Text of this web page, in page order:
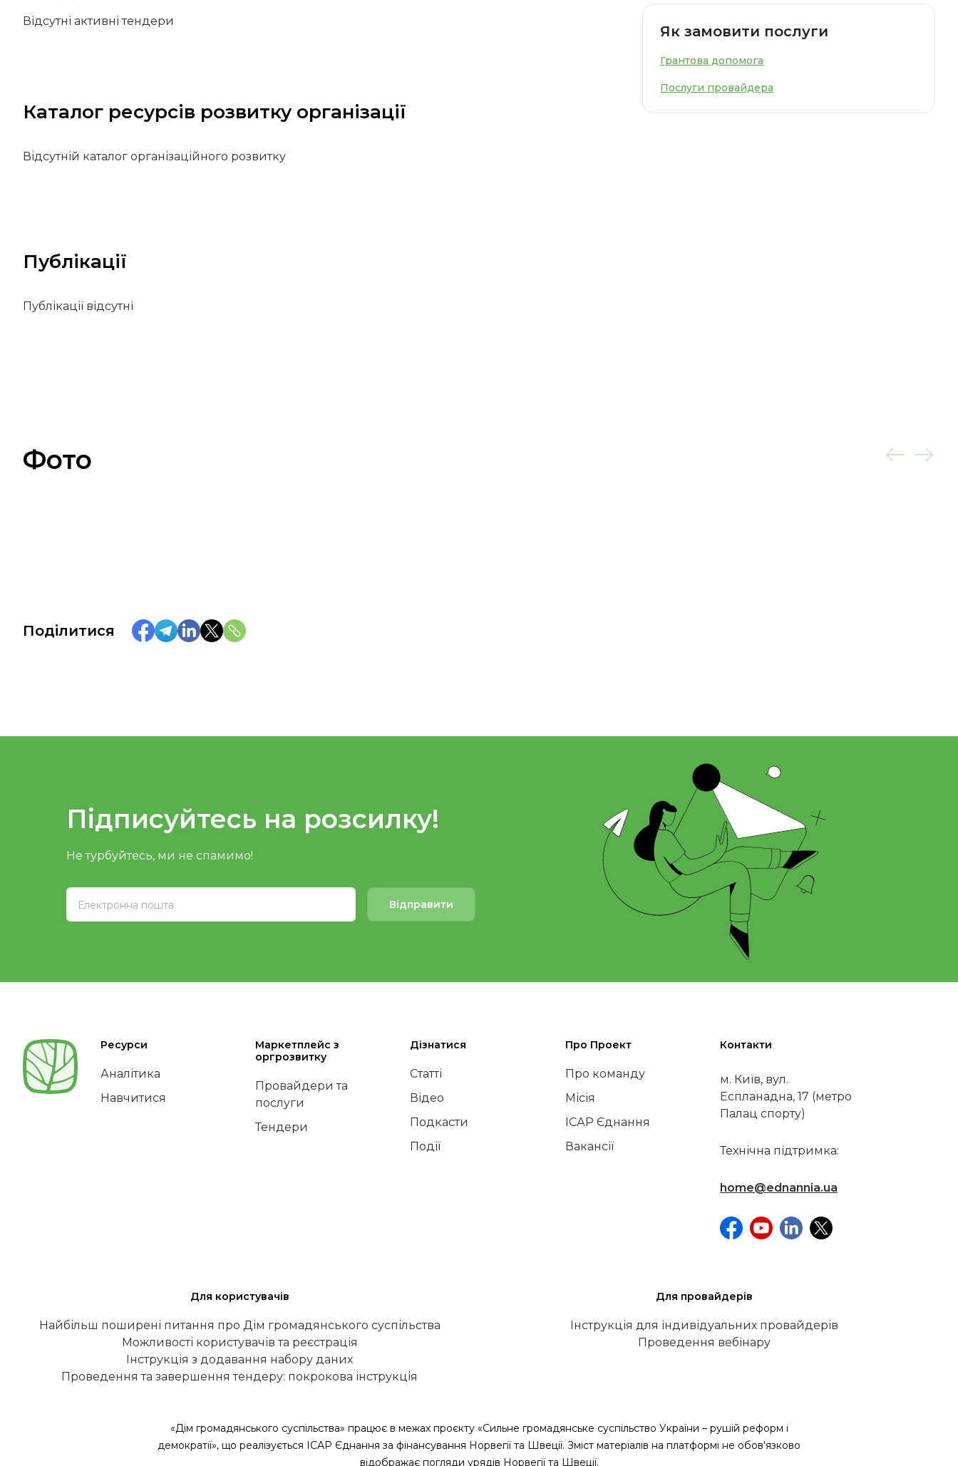
Відсутні активні тендери
Каталог ресурсів розвитку організації
Відсутній каталог організаційного розвитку
Публікації
Публікації відсутні
Як замовити послуги
Грантова допомога
Послуги провайдера
Фото
Поділитися
Підписуйтесь на розсилку!
Не турбуйтесь, ми не спамимо!
Відправити
Ресурси
Аналітика
Навчитися
Маркетплейс з
оргрозвитку
Провайдери та
послуги
Тендери
Дізнатися
Статті
Відео
Подкасти
Події
Про Проект
Про команду
Місія
ІСАР Єднання
Вакансії
Контакти
м. Київ, вул.
Еспланадна, 17 (метро
Палац спорту)
Технічна підтримка:
home@ednannia.ua
Для користувачів
Найбільш поширені питання про Дім громадянського суспільства
Можливості користувачів та реєстрація
Інструкція з додавання набору даних
Проведення та завершення тендеру: покрокова інструкція
Для провайдерів
Інструкція для індивідуальних провайдерів
Проведення вебінару
«Дім громадянського суспільства» працює в межах проєкту «Сильне громадянське суспільство України – рушій реформ і
демократії», що реалізується ІСАР Єднання за фінансування Норвегії та Швеції. Зміст матеріалів на платформі не обов'язково
відображає погляди урядів Норвегії та Швеції.